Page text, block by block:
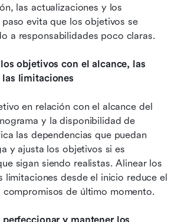
las actualizaciones y los
evita que los objetivos se
a responsabilidades poco claras.
objetivos con el alcance, las
las limitaciones
en relación con el alcance del
y la disponibilidad de
las dependencias que puedan
y ajusta los objetivos si es
sigan siendo realistas. Alinear los
limitaciones desde el inicio reduce el
compromisos de último momento.